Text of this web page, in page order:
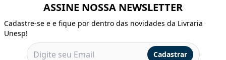
ASSINE NOSSA NEWSLETTER
Cadastre-se e e fique por dentro das novidades da Livraria
Unesp!
Cadastrar